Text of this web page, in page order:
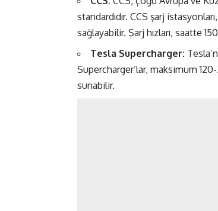
standardıdır. CCS şarj
sağlayabilir. Şarj hızları, saatte
Tesla Supercharger:
Supercharger’lar, maksimum
sunabilir.